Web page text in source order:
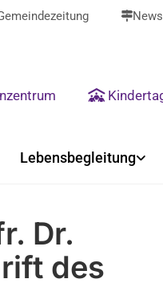


Lebensbegleitung
Dr.
des